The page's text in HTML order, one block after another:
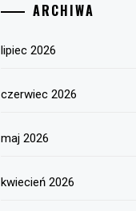
ARCHIWA
lipiec 2026
czerwiec 2026
maj 2026
kwiecień 2026